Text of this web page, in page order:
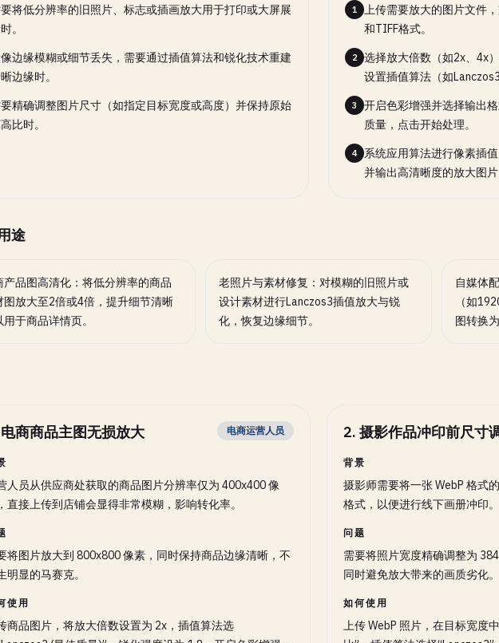
图像的质量（1-100），仅对JPEG和WebP有效
启用或关闭可选行为。
将低分辨率的旧照片、标志或插画放大用于打印或大屏展
。
边缘模糊或细节丢失，需要通过插值算法和锐化技术重建
边缘时。
精确调整图片尺寸（如指定目标宽度或高度）并保持原始
比时。
1
上传需要放大的图片文件
和TIFF格式。
2
选择放大倍数（如2x、4x
设置插值算法（如
3
开启色彩增强并选择输出
质量，点击开始处理。
4
系统应用算法进行像素插
并输出高清晰度的放大图片
途
产品图高清化：将低分辨率的商品
图放大至2倍或4倍，提升细节清晰
用于商品详情页。
老照片与素材修复：对模糊的旧照片或
设计素材进行Lanczos3插值放大与锐
化，恢复边缘细节。
自媒体
（如
图转换
电商商品主图无损放大 电商运营人员
人员从供应商处获取的商品图片分辨率仅为 400x400 像
直接上传到店铺会显得非常模糊，影响转化率。
将图片放大到 800x800 像素，同时保持商品边缘清晰，不
明显的马赛克。
使用
商品图片，将放大倍数设置为 2x，插值算法选
2. 摄影作品冲印前尺寸
背景
摄影师需要将一张 WebP 格式
格式，以便进行线下画册冲印。
问题
需要将照片宽度精确调整为
同时避免放大带来的画质劣化。
如何使用
上传 WebP 照片，在目标宽度